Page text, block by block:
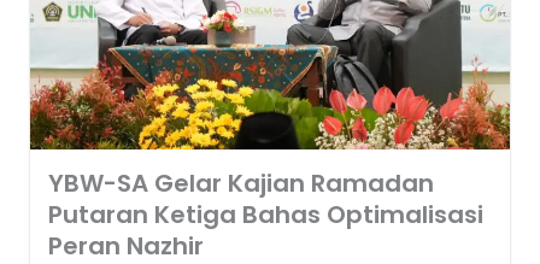
YBW-SA Gelar Kajian Ramadan
Putaran Ketiga Bahas Optimalisasi
Peran Nazhir